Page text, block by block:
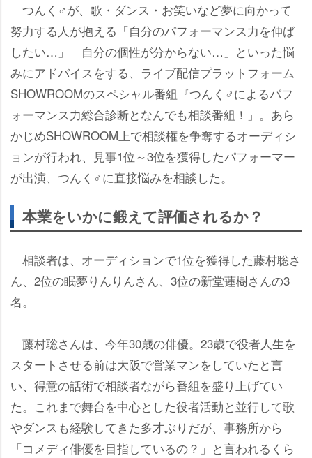
つんく♂が、歌・ダンス・お笑いなど夢に向かって
努力する人が抱える「自分のパフォーマンス力を伸ば
したい…」「自分の個性が分からない…」といった悩
みにアドバイスをする、ライブ配信プラットフォーム
SHOWROOMのスペシャル番組『つんく♂によるパフ
ォーマンス力総合診断となんでも相談番組！」。あら
かじめSHOWROOM上で相談権を争奪するオーディシ
ョンが行われ、見事1位～3位を獲得したパフォーマー
が出演、つんく♂に直接悩みを相談した。
本業をいかに鍛えて評価されるか？
相談者は、オーディションで1位を獲得した藤村聡さ
ん、2位の眠夢りんりんさん、3位の新堂蓮樹さんの3
名。
藤村聡さんは、今年30歳の俳優。23歳で役者人生を
スタートさせる前は大阪で営業マンをしていたと言
い、得意の話術で相談者ながら番組を盛り上げてい
た。これまで舞台を中心とした役者活動と並行して歌
ダンスも経験してきた多才ぶりだが、事務所から
「コメディ俳優を目指しているの？」と言われるくら